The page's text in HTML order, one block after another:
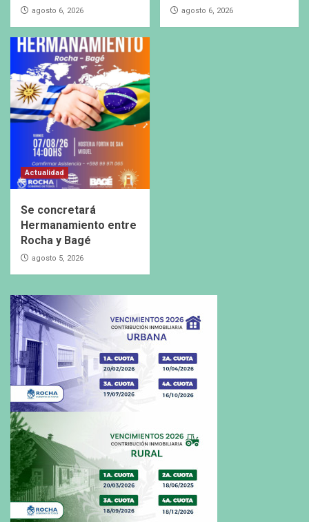
agosto 6, 2026 agosto 6, 2026
Actualidad
Se concretará
Hermanamiento entre
Rocha y Bagé
agosto 5, 2026